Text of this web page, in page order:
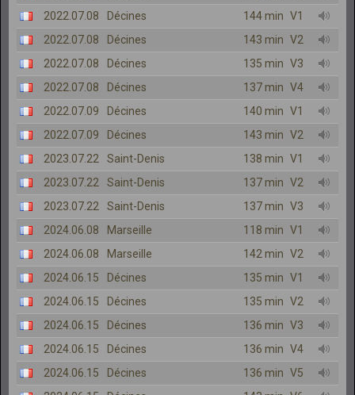
2022.07.08
Décines 144 min V1
2022.07.08
Décines 143 min V2
2022.07.08
Décines 135 min V3
2022.07.08
Décines 137 min V4
2022.07.09
Décines 140 min V1
2022.07.09
Décines 143 min V2
2023.07.22
Saint-Denis 138 min V1
2023.07.22
Saint-Denis 137 min V2
2023.07.22
Saint-Denis 137 min V3
2024.06.08
Marseille 118 min V1
2024.06.08
Marseille 142 min V2
2024.06.15
Décines 135 min V1
2024.06.15
Décines 135 min V2
2024.06.15
Décines 136 min V3
2024.06.15
Décines 136 min V4
2024.06.15
Décines 136 min V5